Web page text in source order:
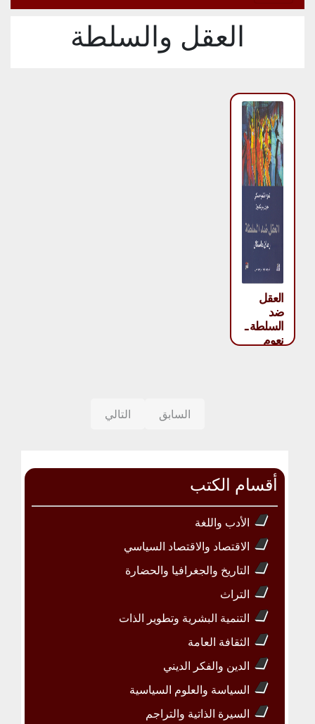
العقل والسلطة
العقل
ضد
السلطة ـ
نعوم
السابق التالي
أقسام الكتب
الأدب واللغة
الاقتصاد والاقتصاد السياسي
التاريخ والجغرافيا والحضارة
التراث
التنمية البشرية وتطوير الذات
الثقافة العامة
الدين والفكر الديني
السياسة والعلوم السياسية
السيرة الذاتية والتراجم